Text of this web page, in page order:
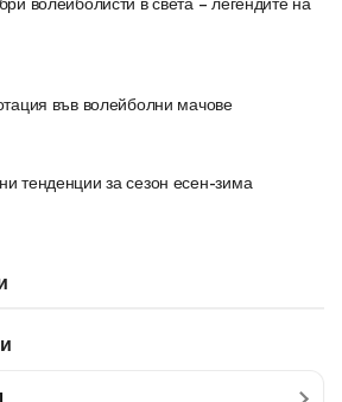
във волейболни мачове
тенденции за сезон есен-зима